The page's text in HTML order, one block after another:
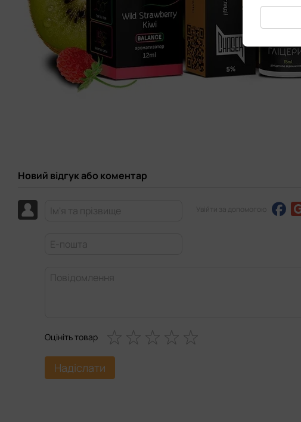
Новий відгук або коментар
Увійти за допомогою
Оцініть товар
Надіслати